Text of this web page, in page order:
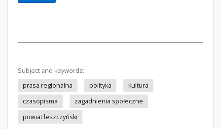
Subject and keywords:
prasa regionalna
polityka
kultura
czasopisma
zagadnienia społeczne
powiat leszczyński